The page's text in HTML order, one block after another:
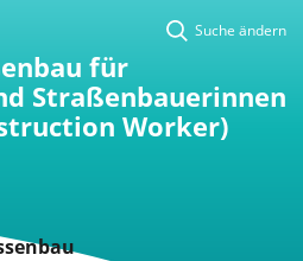
Suche ändern
für
Straßenbauerinnen
Worker)